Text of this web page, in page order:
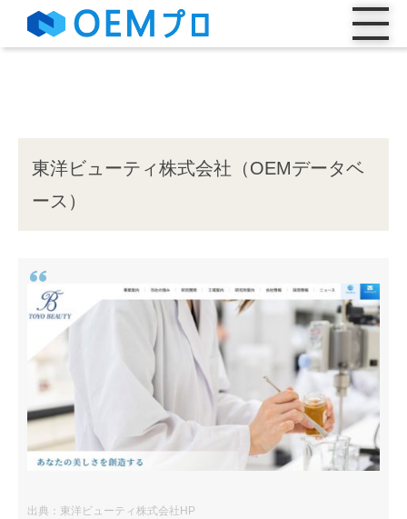
東洋ビューティ株式会社（OEMデータベ
ース）
出典：東洋ビューティ株式会社HP